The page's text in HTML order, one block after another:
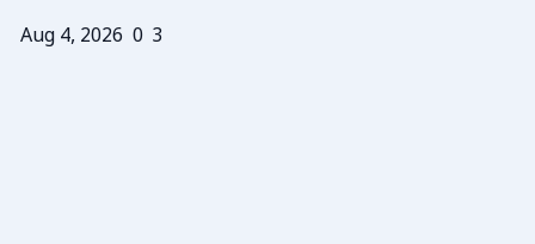
Aug 4, 2026 0 3